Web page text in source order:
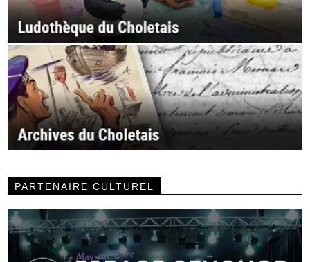
PARTENAIRE CULTUREL